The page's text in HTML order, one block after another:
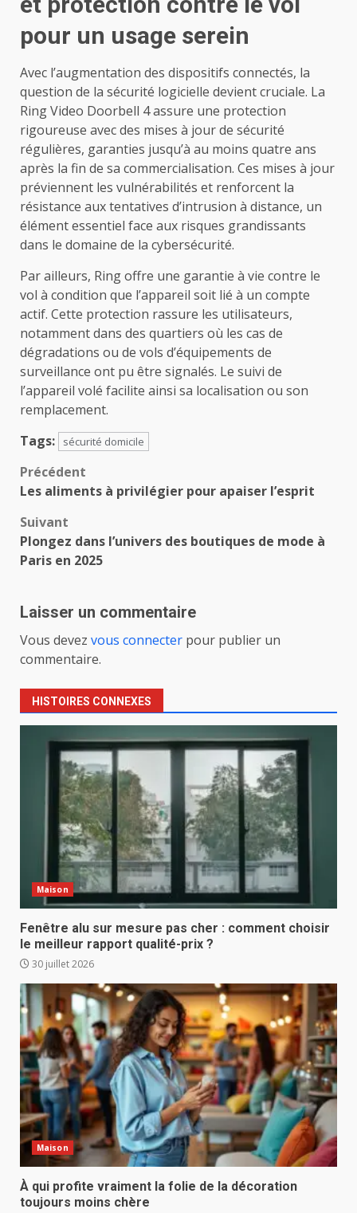
pour un usage serein
Avec l’augmentation des dispositifs connectés, la
question de la sécurité logicielle devient cruciale. La
Ring Video Doorbell 4 assure une protection
rigoureuse avec des mises à jour de sécurité
régulières, garanties jusqu’à au moins quatre ans
après la fin de sa commercialisation. Ces mises à jour
préviennent les vulnérabilités et renforcent la
résistance aux tentatives d’intrusion à distance, un
élément essentiel face aux risques grandissants
dans le domaine de la cybersécurité.
Par ailleurs, Ring offre une garantie à vie contre le
vol à condition que l’appareil soit lié à un compte
actif. Cette protection rassure les utilisateurs,
notamment dans des quartiers où les cas de
dégradations ou de vols d’équipements de
surveillance ont pu être signalés. Le suivi de
l’appareil volé facilite ainsi sa localisation ou son
remplacement.
Tags:
sécurité domicile
Navigation
Précédent
Les aliments à privilégier pour apaiser l’esprit
Suivant
Plongez dans l’univers des boutiques de mode à
Paris en 2025
Laisser un commentaire
Vous devez vous connecter pour publier un
commentaire.
HISTOIRES CONNEXES
Maison
Fenêtre alu sur mesure pas cher : comment choisir
le meilleur rapport qualité-prix ?
30 juillet 2026
Maison
À qui profite vraiment la folie de la décoration
toujours moins chère